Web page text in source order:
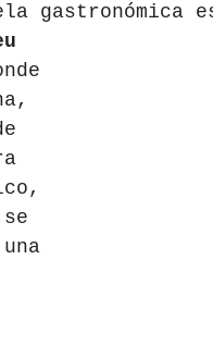
gastronómica